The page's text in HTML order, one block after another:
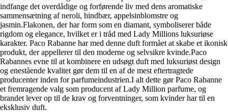
indfange det overdådige og forførende liv med dens aromatiske
sammensætning af neroli, hindbær, appelsinblomstre og
jasmin.Flakonen, der har form som en diamant, symboliserer både
rigdom og elegance, hvilket er i tråd med Lady Millions luksuriøse
karakter. Paco Rabanne har med denne duft formået at skabe et ikonisk
produkt, der appellerer til den moderne og selvsikre kvinde.Paco
Rabannes evne til at kombinere en udsøgt duft med luksuriøst design
og enestående kvalitet gør dem til en af de mest eftertragtede
producenter inden for parfumeindustrien.I alt dette gør Paco Rabanne
et fremragende valg som producent af Lady Million parfume, og
brandet lever op til de krav og forventninger, som kvinder har til en
eksklusiv duft.